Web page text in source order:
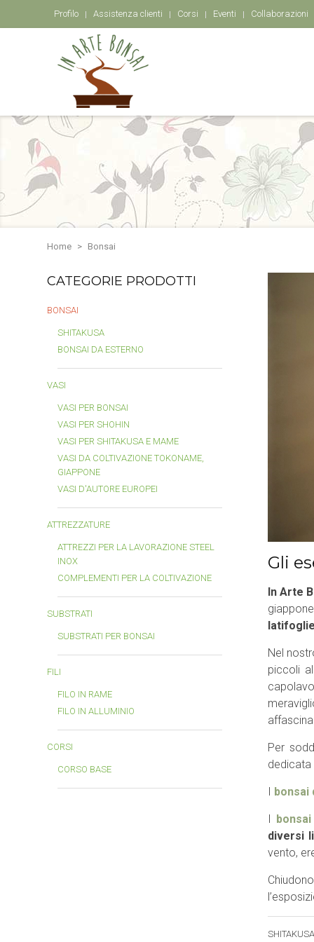
Profilo Assistenza clienti Corsi Eventi Collaborazioni
Home Bonsai
CATEGORIE PRODOTTI
BONSAI
SHITAKUSA
BONSAI DA ESTERNO
VASI
VASI PER BONSAI
VASI PER SHOHIN
VASI PER SHITAKUSA E MAME
VASI DA COLTIVAZIONE TOKONAME,
GIAPPONE
VASI D'AUTORE EUROPEI
ATTREZZATURE
ATTREZZI PER LA LAVORAZIONE STEEL
INOX
COMPLEMENTI PER LA COLTIVAZIONE
SUBSTRATI
SUBSTRATI PER BONSAI
FILI
FILO IN RAME
FILO IN ALLUMINIO
CORSI
CORSO BASE
Gli
In Arte
Nel
piccoli
Per
I bonsai
I
diversi
vento,
SHITAKUSA